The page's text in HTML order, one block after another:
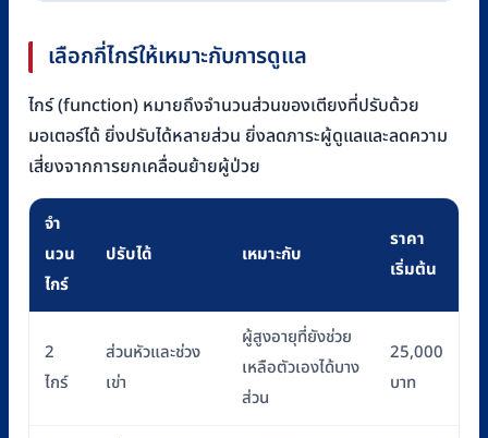
เลือกกี่ไกร์ให้เหมาะกับการดูแล
ไกร์ (function) หมายถึงจำนวนส่วนของเตียงที่ปรับด้วย
มอเตอร์ได้ ยิ่งปรับได้หลายส่วน ยิ่งลดภาระผู้ดูแลและลดความ
เสี่ยงจากการยกเคลื่อนย้ายผู้ป่วย
จำ
นวน
ไกร์
ปรับได้ เหมาะกับ
ราคา
เริ่มต้น
2
ไกร์
ส่วนหัวและช่วง
เข่า
ผู้สูงอายุที่ยังช่วย
เหลือตัวเองได้บาง
ส่วน
25,000
บาท